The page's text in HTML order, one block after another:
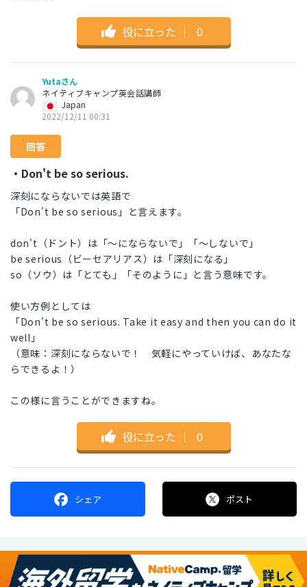
役に立った ｜ 0
Yutaさん
ネイティブキャンプ英会話講師
Japan
2022/12/11 00:31
回答
・Don't be so serious.
深刻にならないでは英語で
「Don't be so serious」と言えます。
don't（ドント）は「〜にならないで」「〜しないで」
be serious（ビーセアリアス）は「深刻になる」
so（ソウ）は「とても」「そのように」と言う意味です。
使い方例としては
「Don't be so serious. Take it easy and then you can do it
well」
（意味：深刻にならないで！ 気軽にやっていけば、あなたな
らできるよ！）
この様に言うことができますね。
役に立った ｜ 0
シェア ポスト